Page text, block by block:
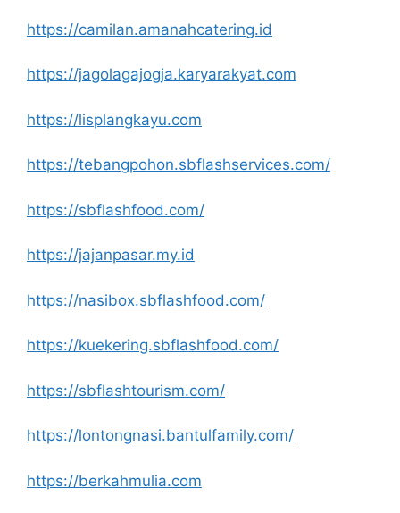
https://camilan.amanahcatering.id
https://jagolagajogja.karyarakyat.com
https://lisplangkayu.com
https://tebangpohon.sbflashservices.com/
https://sbflashfood.com/
https://jajanpasar.my.id
https://nasibox.sbflashfood.com/
https://kuekering.sbflashfood.com/
https://sbflashtourism.com/
https://lontongnasi.bantulfamily.com/
https://berkahmulia.com